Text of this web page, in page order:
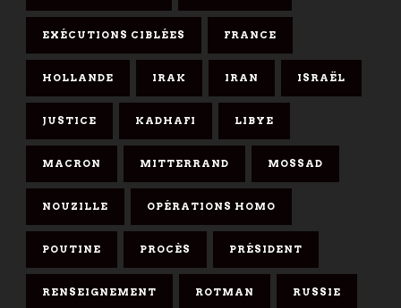
EXÉCUTIONS CIBLÉES FRANCE
HOLLANDE IRAK IRAN ISRAËL
JUSTICE KADHAFI LIBYE
MACRON MITTERRAND MOSSAD
NOUZILLE OPÉRATIONS HOMO
POUTINE PROCÈS PRÉSIDENT
RENSEIGNEMENT ROTMAN RUSSIE